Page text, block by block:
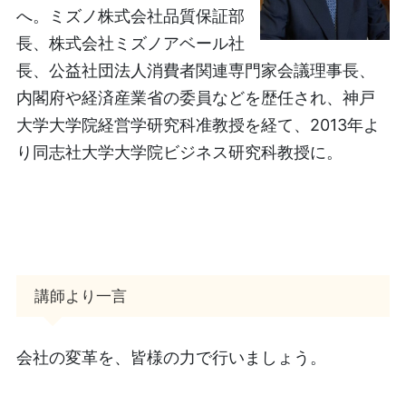
へ。ミズノ株式会社品質保証部
長、株式会社ミズノアベール社
長、公益社団法人消費者関連専門家会議理事長、
内閣府や経済産業省の委員などを歴任され、神戸
大学大学院経営学研究科准教授を経て、2013年よ
り同志社大学大学院ビジネス研究科教授に。
講師より一言
会社の変革を、皆様の力で行いましょう。